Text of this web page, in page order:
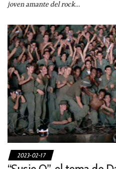
joven amante del rock…
2023-02-17